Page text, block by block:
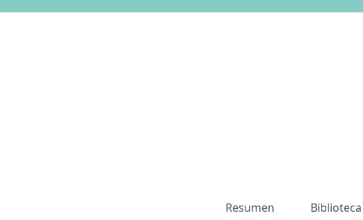
Resumen Biblioteca